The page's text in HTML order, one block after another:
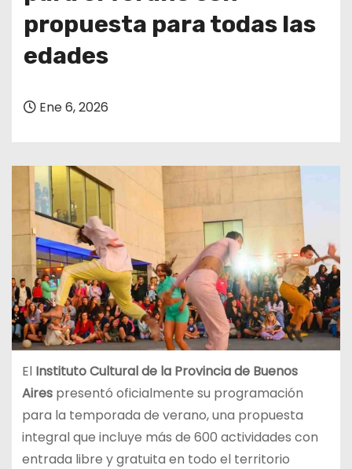
propuesta para todas las
edades
Ene 6, 2026
El Instituto Cultural de la Provincia de Buenos
Airespresentó oficialmente su programación
para la temporada de verano, una propuesta
integral que incluye más de 600 actividades con
entrada libre y gratuita en todo el territorio